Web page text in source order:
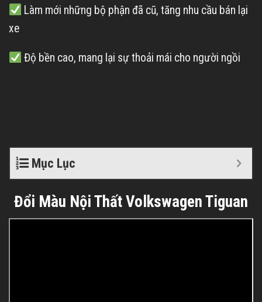
Làm mới những bộ phận đã cũ, tăng nhu cầu bán lại
xe
Độ bền cao, mang lại sự thoải mái cho người ngồi
Mục Lục
Đổi Màu Nội ThấtVolkswagen Tiguan